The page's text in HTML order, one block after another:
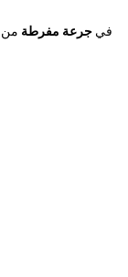
في جرعة مفرطة من